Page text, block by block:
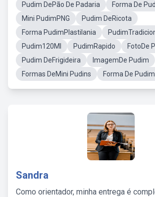
Pudim DePão De Padaria
Forma De
Mini PudimPNG
Pudim DeRicota
Forma PudimPlastilania
Pudim120Ml
PudimRapido
FotoDe
Pudim DeFrigideira
ImagemDe Pudim
Formas DeMini Pudins
Forma De
Sandra
Como orientador, minha entrega é